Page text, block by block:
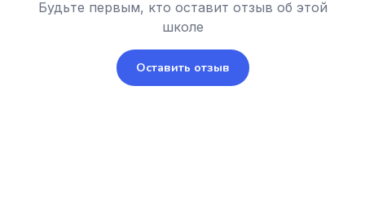
Будьте первым, кто оставит отзыв об этой
школе
Оставить отзыв